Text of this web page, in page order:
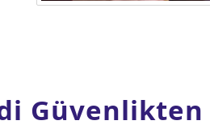
Güvenlikten